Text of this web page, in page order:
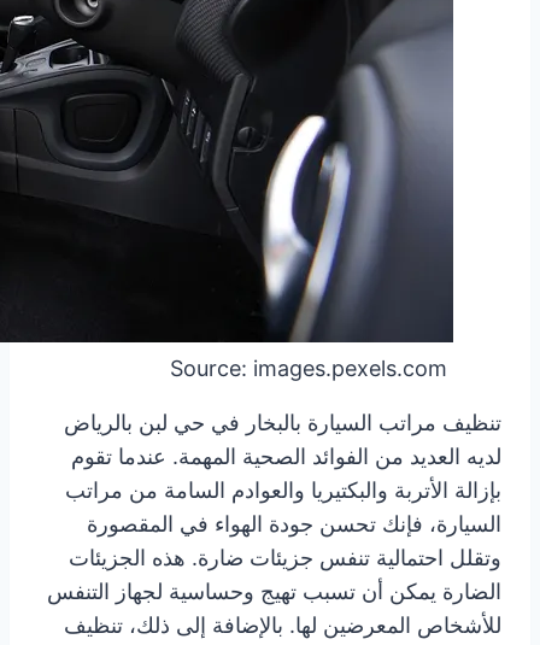
تنظيف مراتب السيارة بالبخار في حي لبن بالرياض
لديه العديد من الفوائد الصحية المهمة. عندما تقوم
بإزالة الأتربة والبكتيريا والعوادم السامة من مراتب
السيارة، فإنك تحسن جودة الهواء في المقصورة
وتقلل احتمالية تنفس جزيئات ضارة. هذه الجزيئات
الضارة يمكن أن تسبب تهيج وحساسية لجهاز التنفس
للأشخاص المعرضين لها. بالإضافة إلى ذلك، تنظيف